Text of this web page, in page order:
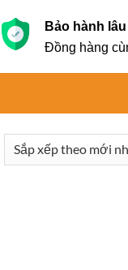
Bảo hành
Đồng hàng